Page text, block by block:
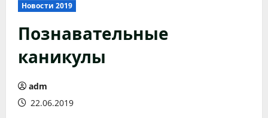
Новости 2019
Познавательные
каникулы
adm
22.06.2019